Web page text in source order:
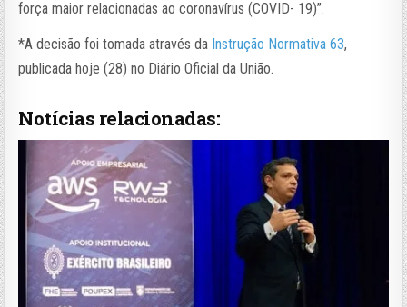
força maior relacionadas ao coronavírus (COVID- 19)”.
*A decisão foi tomada através da Instrução Normativa 63,
publicada hoje (28) no Diário Oficial da União.
Notícias relacionadas: